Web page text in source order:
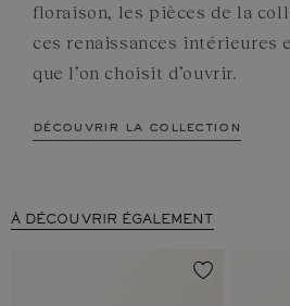
floraison, les pièces de la
ces renaissances intérieures
que l’on choisit d’ouvrir.
découvrir la collection
À DÉCOUVRIR ÉGALEMENT